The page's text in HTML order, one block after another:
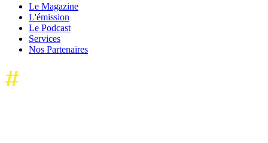
Le Magazine
L'émission
Le Podcast
Services
Nos Partenaires